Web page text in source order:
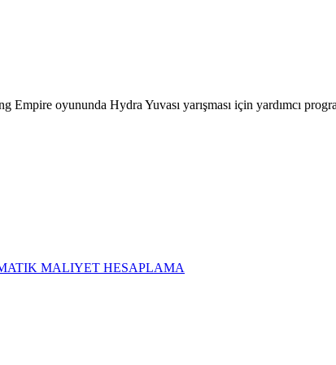
Empire oyununda Hydra Yuvası yarışması için yardımcı
MALIYET HESAPLAMA